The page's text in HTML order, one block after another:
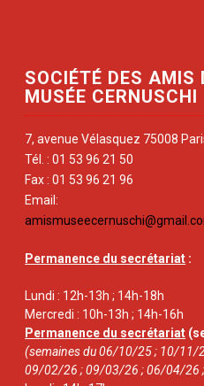
SOCIÉTÉ DES AMIS
MUSÉE CERNUSCHI
7, avenue Vélasquez 75008
Tél. : 01 53 96 21 50
Fax : 01 53 96 21 96
Email:
Permanence du secrétariat :
Lundi : 12h-13h ; 14h-18h
Mercredi : 10h-13h ; 14h-16h
Permanence du secrétariat
(semaines du 06/10/25 ; 10/
09/02/26 ; 09/03/26 ; 06/04/26